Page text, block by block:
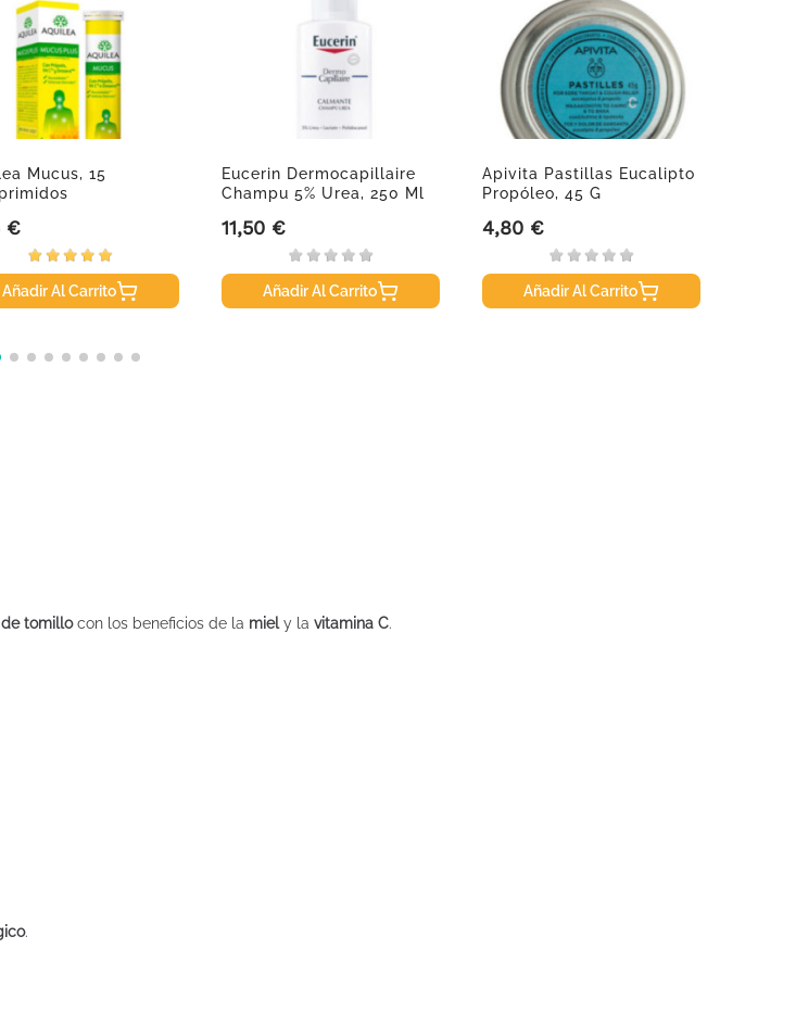
Mucus, 15
€
Añadir Al Carrito
Eucerin Dermocapillaire
Champu 5% Urea, 250 Ml
Precio
11,50 €
Añadir Al Carrito
Apivita Pastillas Eucalipto
Propóleo, 45 G
Precio
4,80 €
Añadir Al Carrito
tomillocon los beneficios de la miely la vitamina C.
.